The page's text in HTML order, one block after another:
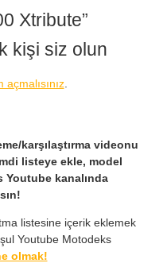
Xtribute”
kişi siz olun
açmalısınız.
karşılaştırma videonu
listeye ekle, model
Youtube kanalında
listesine içerik eklemek
Youtube Motodeks
olmak!